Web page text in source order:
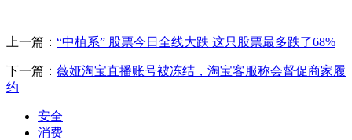
上一篇： “中植系” 股票今日全线大跌 这只股票最多跌了68%
下一篇： 薇娅淘宝直播账号被冻结，淘宝客服称会督促商家履
约
安全
消费